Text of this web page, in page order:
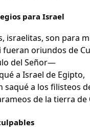
para Israel
israelitas, son para
fueran oriundos de
del Señor—
a Israel de Egipto,
saqué a los filisteos
de la tierra de